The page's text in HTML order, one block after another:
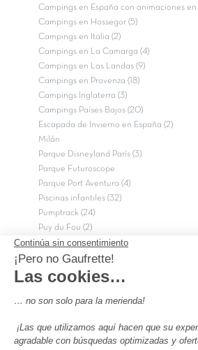
Campings en España con animaciones
Campings en Hossegor (5)
Campings en Italia (2)
Campings en La Camarga (4)
Campings en Las Landas (9)
Campings en Provenza (18)
Campings Inglaterra (3)
Campings Países Bajos (20)
Escapada de Invierno en España (2)
Milán
Parque Disneyland París (3)
Parque Futuroscope
Parque Port Aventura (4)
Piscinas infantiles (32)
Pumptrack (24)
Puy du Fou (2)
Roma
Semana Santa (17)
tripadvisor Traveler’s Choice 2026 (43)
campings niños Francia
Camping Barcelona
Camping Murcia